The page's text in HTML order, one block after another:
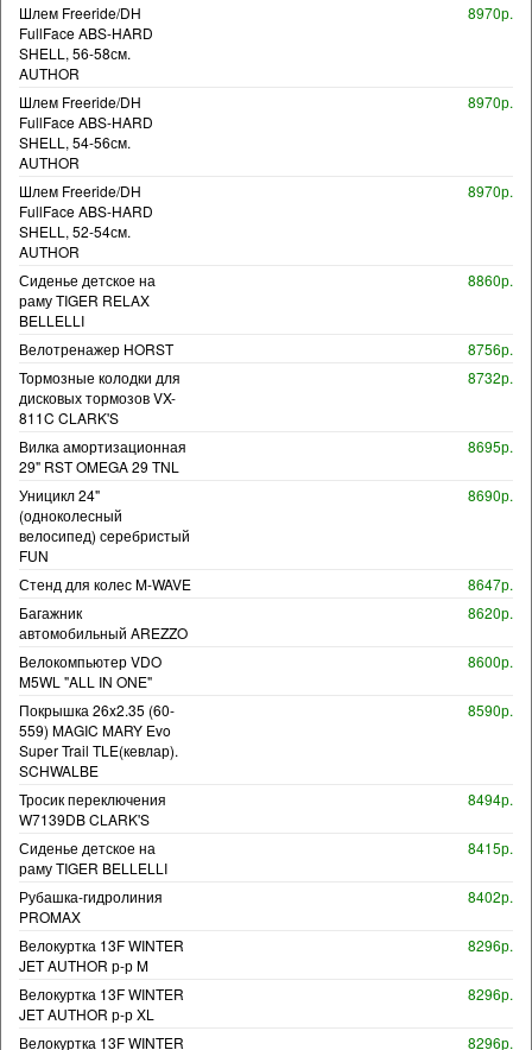
Шлем Freeride/DH
FullFace ABS-HARD
SHELL, 56-58см.
AUTHOR
8970р.
Шлем Freeride/DH
FullFace ABS-HARD
SHELL, 54-56см.
AUTHOR
8970р.
Шлем Freeride/DH
FullFace ABS-HARD
SHELL, 52-54см.
AUTHOR
8970р.
Сиденье детское на
раму TIGER RELAX
BELLELLI
8860р.
Велотренажер HORST
8756р.
Тормозные колодки для
дисковых тормозов VX-
811C CLARK'S
8732р.
Вилка амортизационная
29" RST OMEGA 29 TNL
8695р.
Уницикл 24"
(одноколесный
велосипед) серебристый
FUN
8690р.
Стенд для колес M-WAVE
8647р.
Багажник
автомобильный AREZZO
8620р.
Велокомпьютер VDO
M5WL "ALL IN ONE"
8600р.
Покрышка 26x2.35 (60-
559) MAGIC MARY Evo
Super Trail TLE(кевлар).
SCHWALBE
8590р.
Тросик переключения
W7139DB CLARK'S
8494р.
Сиденье детское на
раму TIGER BELLELLI
8415р.
Рубашка-гидролиния
PROMAX
8402р.
Велокуртка 13F WINTER
JET AUTHOR р-р M
8296р.
Велокуртка 13F WINTER
JET AUTHOR р-р XL
8296р.
Велокуртка 13F WINTER 8296р.